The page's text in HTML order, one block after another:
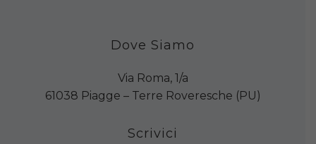
Dove Siamo
Via Roma, 1/a
61038 Piagge – Terre Roveresche (PU)
Scrivici